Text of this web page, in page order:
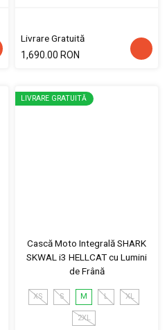
Livrare Gratuită
1,690.00 RON
LIVRARE GRATUITĂ
Cască Moto Integrală SHARK
SKWAL i3 HELLCAT cu Lumini
de Frână
XS S M L XL
2XL